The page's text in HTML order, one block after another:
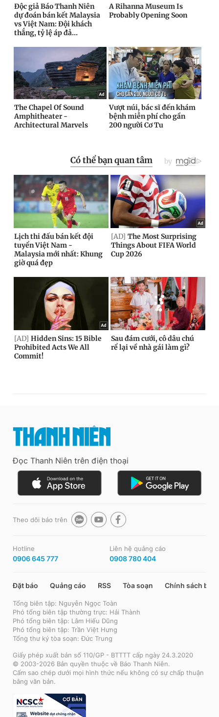
Đọc Thanh Niên trên điện thoại
Theo dõi báo trên
Hotline
0906 645 777
Liên hệ quảng cáo
0908 780 404
Đặt báo Quảng cáo RSS Tòa soạn Chính sách bảo
Tổng biên tập: Nguyễn Ngọc Toàn
Phó tổng biên tập thường trực: Hải Thành
Phó tổng biên tập: Lâm Hiếu Dũng
Phó tổng biên tập: Trần Việt Hưng
Tổng thư ký tòa soạn: Đức Trung
Giấy phép xuất bản số 110/GP - BTTTT cấp ngày 24.3.2020
© 2003-2026 Bản quyền thuộc về Báo Thanh Niên.
Cấm sao chép dưới mọi hình thức nếu không có sự chấp thuận
bằng văn bản.